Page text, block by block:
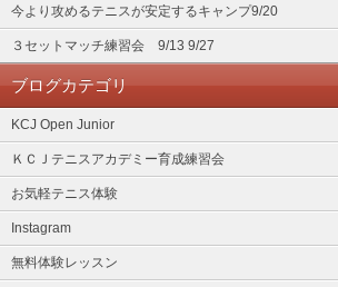
今より攻めるテニスが安定するキャンプ9/20
３セットマッチ練習会 9/13 9/27
ブログカテゴリ
KCJ Open Junior
ＫＣＪテニスアカデミー育成練習会
お気軽テニス体験
Instagram
無料体験レッスン